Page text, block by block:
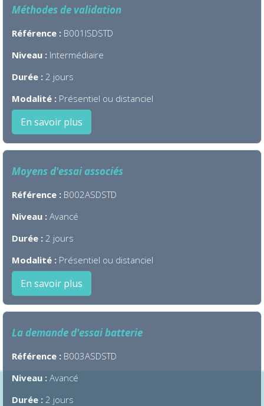
Méthodes de validation
Référence : B001ISDSTD
Niveau : Intermédiaire
Durée : 2 jours
Modalité : Présentiel ou distanciel
En savoir plus
Moyens d'essai associés
Référence : B002ASDSTD
Niveau : Avancé
Durée : 2 jours
Modalité : Présentiel ou distanciel
En savoir plus
La demande d'essai batterie
Référence : B003ASDSTD
Niveau : Avancé
Durée : 2 jours